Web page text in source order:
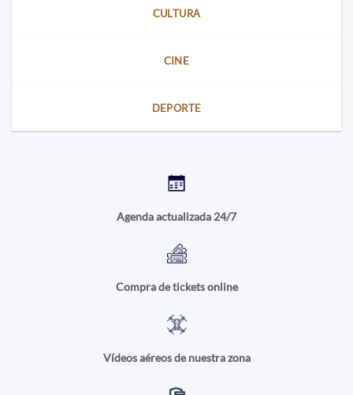
CULTURA
CINE
DEPORTE
Agenda actualizada 24/7
Compra de tickets online
Vídeos aéreos de nuestra zona